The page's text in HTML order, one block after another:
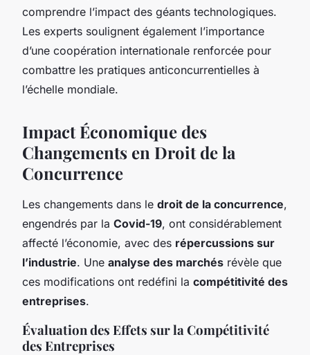
comprendre l’impact des géants technologiques.
Les experts soulignent également l’importance
d’une coopération internationale renforcée pour
combattre les pratiques anticoncurrentielles à
l’échelle mondiale.
Impact Économique des
Changements en Droit de la
Concurrence
Les changements dans le droit de la concurrence,
engendrés par la Covid-19, ont considérablement
affecté l’économie, avec des répercussions sur
l’industrie. Une analyse des marchés révèle que
ces modifications ont redéfini la compétitivité des
entreprises.
Évaluation des Effets sur la Compétitivité
des Entreprises